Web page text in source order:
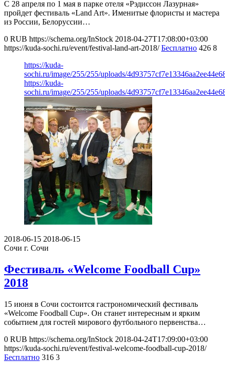
С 28 апреля по 1 мая в парке отеля «Рэдиссон Лазурная»
пройдет фестиваль «Land Art». Именитые флористы и мастера
из России, Белоруссии…
0 RUB https://schema.org/InStock 2018-04-27T17:08:00+03:00
https://kuda-sochi.ru/event/festival-land-art-2018/ Бесплатно 426 8
https://kuda-
sochi.ru/image/255/255/uploads/
https://kuda-
sochi.ru/image/255/255/uploads/
2018-06-15 2018-06-15
Сочи г. Сочи
Фестиваль «Welcome Foodball Cup»
2018
15 июня в Сочи состоится гастрономический фестиваль
«Welcome Foodball Cup». Он станет интересным и ярким
событием для гостей мирового футбольного первенства…
0 RUB https://schema.org/InStock 2018-04-24T17:09:00+03:00
https://kuda-sochi.ru/event/festival-welcome-foodball-cup-2018/
Бесплатно 316 3